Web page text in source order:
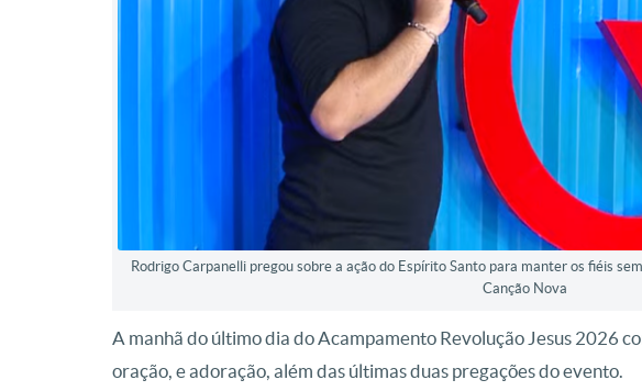
Rodrigo Carpanelli pregou sobre a ação do Espírito Santo para manter os fiéis
Canção Nova
A manhã do último dia do Acampamento Revolução Jesus 2026
oração, e adoração, além das últimas duas pregações do evento.